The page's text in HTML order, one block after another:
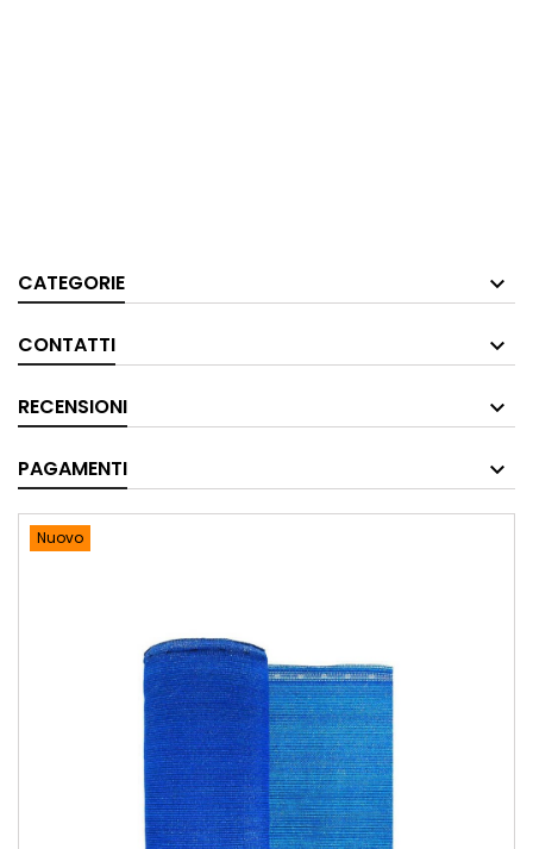
CATEGORIE
CONTATTI
RECENSIONI
PAGAMENTI
Nuovo